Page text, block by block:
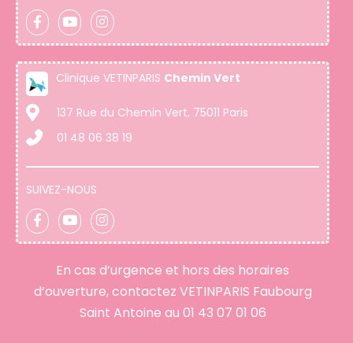
Clinique VETINPARIS Chemin Vert
137 Rue du Chemin Vert, 75011 Paris
01 48 06 38 19
SUIVEZ-NOUS
En cas d’urgence et hors des horaires
d’ouverture, contactez VETINPARIS Faubourg
Saint Antoine au 01 43 07 01 06